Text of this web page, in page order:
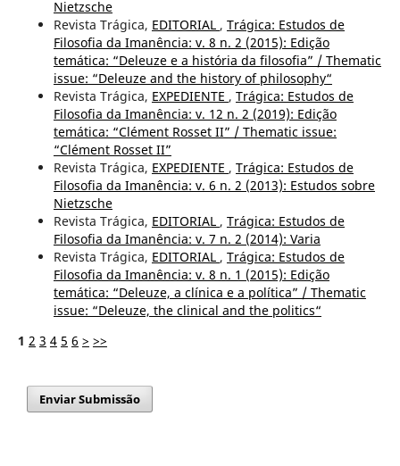
Nietzsche
Revista Trágica, EDITORIAL , Trágica: Estudos de
Filosofia da Imanência: v. 8 n. 2 (2015): Edição
temática: “Deleuze e a história da filosofia” / Thematic
issue: “Deleuze and the history of philosophy“
Revista Trágica, EXPEDIENTE , Trágica: Estudos de
Filosofia da Imanência: v. 12 n. 2 (2019): Edição
temática: “Clément Rosset II” / Thematic issue:
“Clément Rosset II”
Revista Trágica, EXPEDIENTE , Trágica: Estudos de
Filosofia da Imanência: v. 6 n. 2 (2013): Estudos sobre
Nietzsche
Revista Trágica, EDITORIAL , Trágica: Estudos de
Filosofia da Imanência: v. 7 n. 2 (2014): Varia
Revista Trágica, EDITORIAL , Trágica: Estudos de
Filosofia da Imanência: v. 8 n. 1 (2015): Edição
temática: “Deleuze, a clínica e a política” / Thematic
issue: “Deleuze, the clinical and the politics“
1 2 3 4 5 6 > >>
Enviar Submissão